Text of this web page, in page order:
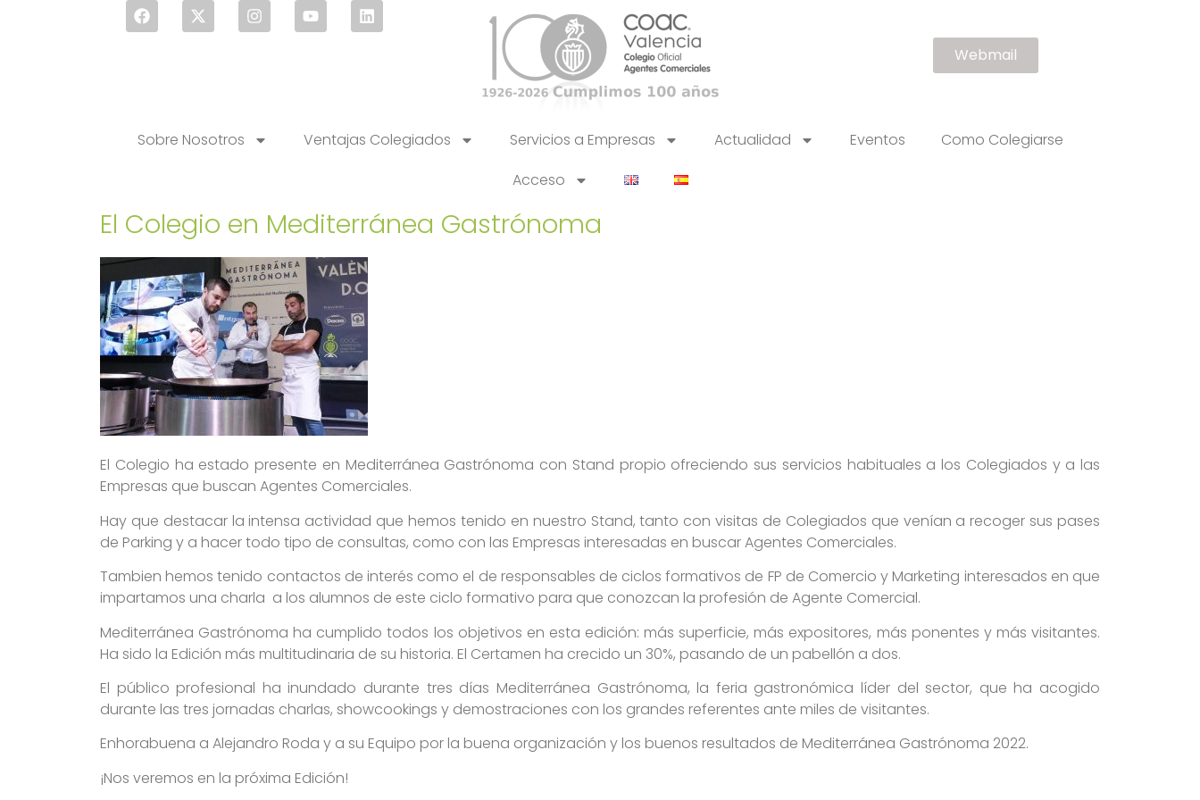
Webmail
Sobre Nosotros Ventajas Colegiados Servicios a Empresas Actualidad Eventos
Como Colegiarse
Acceso
El Colegio en Mediterránea Gastrónoma
El Colegio ha estado presente en Mediterránea Gastrónoma con Stand propio ofreciendo sus servicios habituales a los Colegiados y a las
Empresas que buscan Agentes Comerciales.
Hay que destacar la intensa actividad que hemos tenido en nuestro Stand, tanto con visitas de Colegiados que venían a recoger sus pases
de Parking y a hacer todo tipo de consultas, como con las Empresas interesadas en buscar Agentes Comerciales.
Tambien hemos tenido contactos de interés como el de responsables de ciclos formativos de FP de Comercio y Marketing interesados en que
impartamos una charla a los alumnos de este ciclo formativo para que conozcan la profesión de Agente Comercial.
Mediterránea Gastrónoma ha cumplido todos los objetivos en esta edición: más superficie, más expositores, más ponentes y más visitantes.
Ha sido la Edición más multitudinaria de su historia. El Certamen ha crecido un 30%, pasando de un pabellón a dos.
El público profesional ha inundado durante tres días Mediterránea Gastrónoma, la feria gastronómica líder del sector, que ha acogido
durante las tres jornadas charlas, showcookings y demostraciones con los grandes referentes ante miles de visitantes.
Enhorabuena a Alejandro Roda y a su Equipo por la buena organización y los buenos resultados de Mediterránea Gastrónoma 2022.
¡Nos veremos en la próxima Edición!